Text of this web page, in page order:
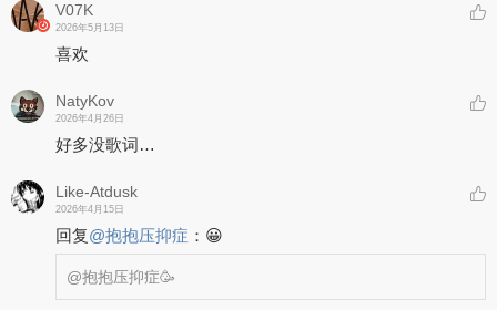
V07K
2026年5月13日
喜欢
NatyKov
2026年4月26日
好多没歌词…
Like-Atdusk
2026年4月15日
回复@抱抱压抑症 ： 😀
@抱抱压抑症🥳